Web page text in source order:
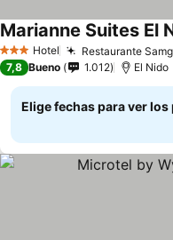
3 Estrellas
Hotel Restaurante
Marianne Suites El
7,8 Bueno 1.012 El Nido
Elige fechas para ver